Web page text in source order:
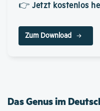
👉 Jetzt kostenlos
Zum Download
Das Genus im